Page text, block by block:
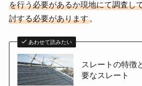
を行う必要があるか現地にて調査し
討する必要があります。
あわせて読みたい
スレートの特徴
要なスレート